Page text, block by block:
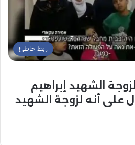
ربط خاطئ
الشهيد إبراهيم
على أنه لزوجة الشهيد